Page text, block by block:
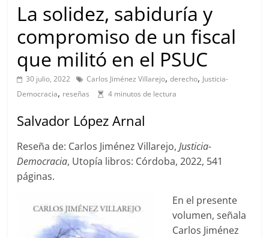
La solidez, sabiduría y
compromiso de un fiscal
que militó en el PSUC
30 julio, 2022 Carlos Jiménez Villarejo,derecho, Justicia-
Democracia, reseñas 4 minutos de lectura
Salvador López Arnal
Reseña de: Carlos Jiménez Villarejo,Justicia-
Democracia, Utopía libros: Córdoba, 2022, 541
páginas.
En el presente
volumen, señala
Carlos Jiménez